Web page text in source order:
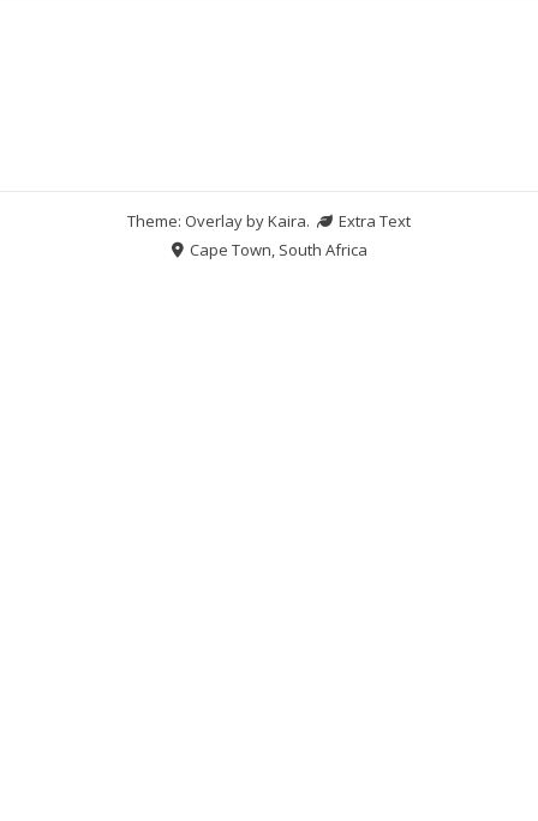
Theme: Overlay byKaira.
Extra Text
Cape Town, South Africa